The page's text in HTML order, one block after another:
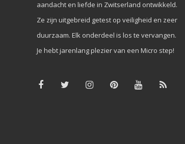
aandacht en liefde in Zwitserland ontwikkeld.
Ze zijn uitgebreid getest op veiligheid en zeer
duurzaam. Elk onderdeel is los te vervangen.
Je hebt jarenlang plezier van een Micro step!